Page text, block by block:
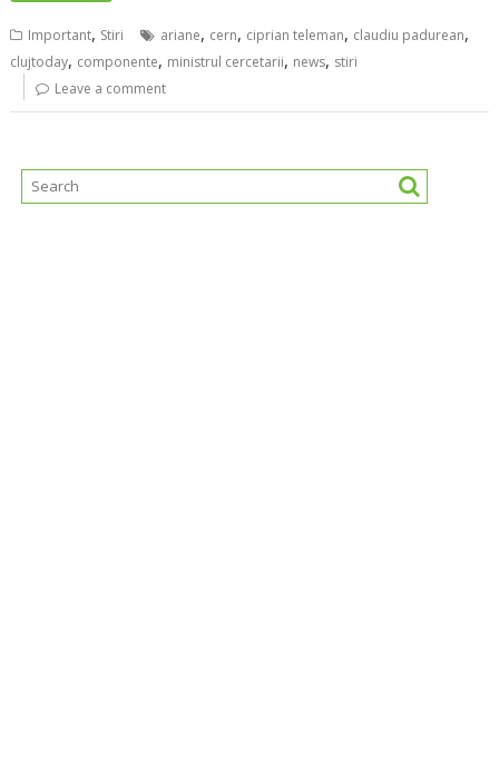
Important, Stiri ariane, cern, ciprian teleman, claudiu padurean,
clujtoday, componente, ministrul cercetarii, news, stiri
Leave a comment